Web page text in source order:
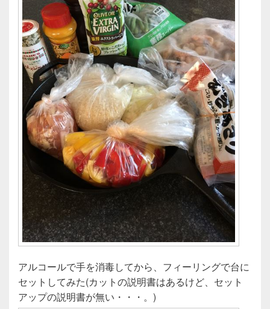
アルコールで手を消毒してから、フィーリングで台に
セットしてみた(カットの説明書はあるけど、セット
アップの説明書が無い・・・。)